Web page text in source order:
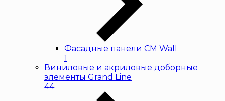
Фасадные панели CM Wall
1
Виниловые и акриловые доборные
элементы Grand Line
44